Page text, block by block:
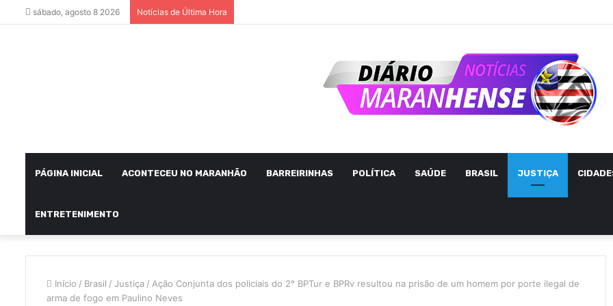
sábado, agosto 8 2026 Notícias de Última Hora
PÁGINA INICIAL ACONTECEU NO MARANHÃO BARREIRINHAS POLÍTICA SAÚDE BRASIL JUSTIÇA
ENTRETENIMENTO
Início / Brasil / Justiça / Ação Conjunta dos policiais do 2° BPTur e BPRv resultou na prisão de um homem por porte ilegal de
arma de fogo em Paulino Neves